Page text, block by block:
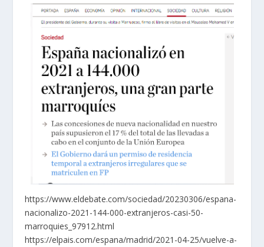
https://www.eldebate.com/sociedad/20230306/espana-
nacionalizo-2021-144-000-extranjeros-casi-50-
marroquies_97912.html
https://elpais.com/espana/madrid/2021-04-25/vuelve-a-